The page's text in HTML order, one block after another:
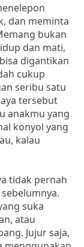
dan meminta
bukan
dan mati,
digantikan
cukup
seribu satu
tersebut
anakmu yang
konyol yang
kalau
tidak pernah
suka
atau
Jujur saja,